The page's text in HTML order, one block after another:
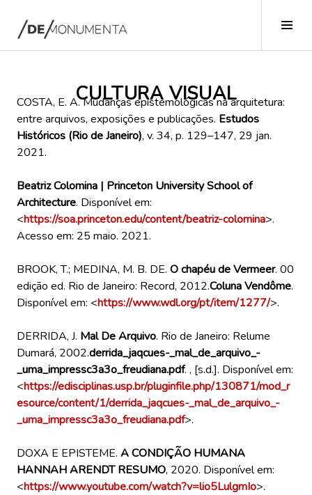
3
d
e
a
s
o
2
0
2
CULTURA VISUAL
COSTA, E. A. Mudanças epistemológicas na arquitetura:
entre arquivos, exposições e publicações. Estudos
Históricos (Rio de Janeiro), v. 34, p. 129–147, 29 jan.
2021.
Beatriz Colomina | Princeton University School of
Architecture. Disponível em:
<https://soa.princeton.edu/content/beatriz-colomina>.
Acesso em: 25 maio. 2021.
BROOK, T.; MEDINA, M. B. DE. O chapéu de Vermeer. 00
edição ed. Rio de Janeiro: Record, 2012.Coluna Vendôme.
Disponível em: <https://www.wdl.org/pt/item/1277/>.
DERRIDA, J. Mal De Arquivo. Rio de Janeiro: Relume
Dumará, 2002.derrida_jaqcues-_mal_de_arquivo_-
_uma_impressc3a3o_freudiana.pdf. , [s.d.]. Disponível em:
<https://edisciplinas.usp.br/pluginfile.php/130871/mod_r
esource/content/1/derrida_jaqcues-_mal_de_arquivo_-
_uma_impressc3a3o_freudiana.pdf>.
DOXA E EPISTEME. A CONDIÇÃO HUMANA
HANNAH ARENDT RESUMO, 2020. Disponível em:
<https://www.youtube.com/watch?v=lio5LulgmIo>.